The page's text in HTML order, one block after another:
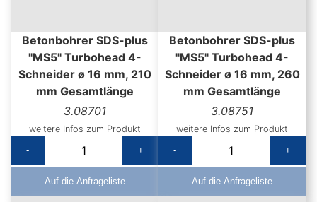
Betonbohrer SDS-plus
"MS5" Turbohead 4-
Schneider ø 16 mm, 210
mm Gesamtlänge
3.08701
weitere Infos zum Produkt
-
+
Auf die Anfrageliste
Betonbohrer SDS-plus
"MS5" Turbohead 4-
Schneider ø 16 mm, 260
mm Gesamtlänge
3.08751
weitere Infos zum Produkt
-
+
Auf die Anfrageliste